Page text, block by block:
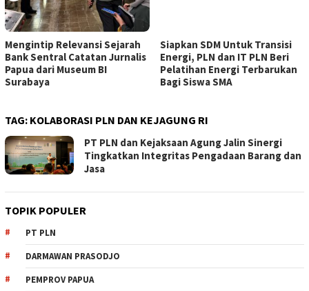
Mengintip Relevansi Sejarah
Bank Sentral Catatan Jurnalis
Papua dari Museum BI
Surabaya
Siapkan SDM Untuk Transisi
Energi, PLN dan IT PLN Beri
Pelatihan Energi Terbarukan
Bagi Siswa SMA
TAG: KOLABORASI PLN DAN KEJAGUNG RI
PT PLN dan Kejaksaan Agung Jalin Sinergi
Tingkatkan Integritas Pengadaan Barang dan
Jasa
TOPIK POPULER
PT PLN
DARMAWAN PRASODJO
PEMPROV PAPUA